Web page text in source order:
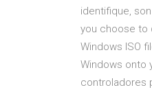
identifique,
you choose to
Windows ISO
Windows onto
controladores